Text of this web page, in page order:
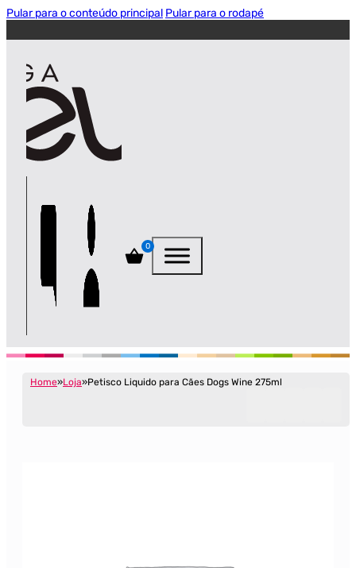
Pular para o conteúdo principal Pular para o rodapé
0
Home Loja Petisco Liquido para Cães Dogs Wine 275ml